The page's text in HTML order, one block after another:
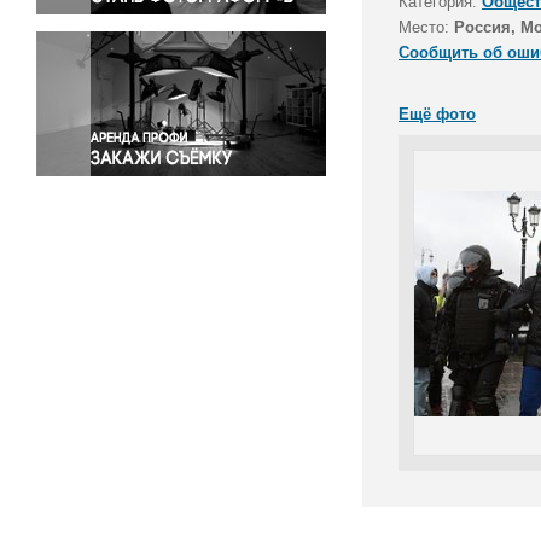
Светская жизнь
Спорт
Экология
Экономика и бизнес
Место: Россия,
Сообщить об
Ещё фото